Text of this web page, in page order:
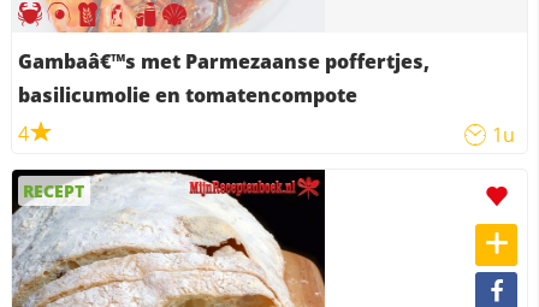
Gambaâ€™s met Parmezaanse poffertjes,
basilicumolie en tomatencompote
4
1u
RECEPT